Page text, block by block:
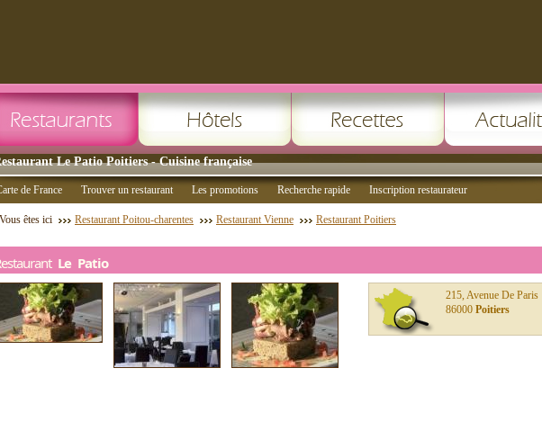
Le Patio Poitiers - Cuisine française
de France Trouver un restaurant Les promotions Recherche rapide Inscription restaurateur
Vous êtes ici Restaurant Poitou-charentes Restaurant Vienne Restaurant Poitiers
Le Patio
215, Avenue De Paris
86000 Poitiers